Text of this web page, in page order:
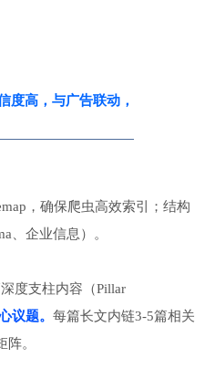
度高，与广告联动，
，确保爬虫高效索引；结构
、企业信息）。
度支柱内容（Pillar
议题。 每篇长文内链3-5篇相关
。